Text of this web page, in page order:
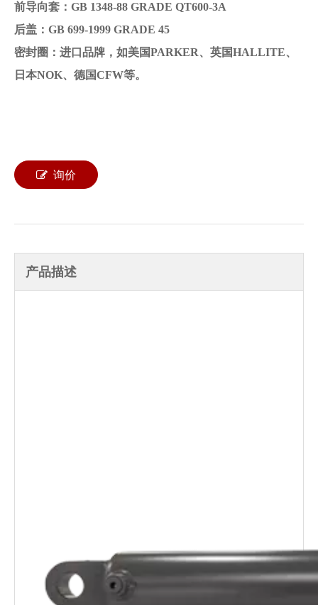
前导向套：GB 1348-88 GRADE QT600-3A
后盖：GB 699-1999 GRADE 45
密封圈：进口品牌，如美国PARKER、英国HALLITE、
日本NOK、德国CFW等。
询价
产品描述